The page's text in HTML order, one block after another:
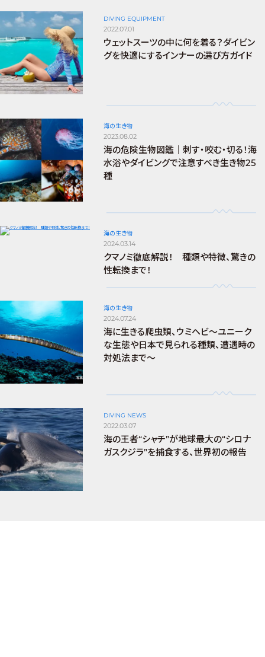
DIVING EQUIPMENT
2022.07.01
ウェットスーツの中に何を着る？ダイビン
グを快適にするインナーの選び方ガイド
海の生き物
2023.08.02
海の危険生物図鑑｜刺す・咬む・切る！海
水浴やダイビングで注意すべき生き物25
種
海の生き物
2024.03.14
クマノミ徹底解説！ 種類や特徴、驚きの
性転換まで！
海の生き物
2024.07.24
海に生きる爬虫類、ウミヘビ～ユニーク
な生態や日本で見られる種類、遭遇時の
対処法まで～
DIVING NEWS
2022.03.07
海の王者“シャチ”が地球最大の“シロナ
ガスクジラ”を捕食する、世界初の報告